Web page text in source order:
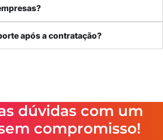
após a contratação?
dúvidas com um
compromisso!